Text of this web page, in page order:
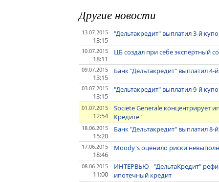
Другие новости
13.07.2015
13:15
"Дельтакредит" выплатил 3-й
10.07.2015
18:11
ЦБ создал при себе экспертный
09.07.2015
13:15
Банк "Дельтакредит" выплатил
03.07.2015
13:15
"Дельтакредит" выплатил 9-й
01.07.2015
12:54
Societe Generale концентрирует
Кредите"
18.06.2015
15:20
Банк "Дельтакредит" выплатил
17.06.2015
18:46
Moody's оценило риски
08.06.2015
11:00
ИНТЕРВЬЮ - "ДельтаКредит"
ипотечный кредит